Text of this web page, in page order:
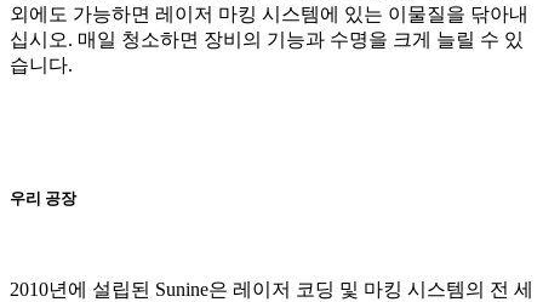
외에도 가능하면 레이저 마킹 시스템에 있는 이물질을 닦아내
십시오. 매일 청소하면 장비의 기능과 수명을 크게 늘릴 수 있
습니다.
우리 공장
2010년에 설립된 Sunine은 레이저 코딩 및 마킹 시스템의 전 세